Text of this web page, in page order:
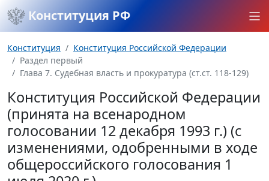
Конституция РФ
Конституция
Конституция Российской Федерации
Раздел первый
Глава 7. Судебная власть и прокуратура (ст.ст. 118-129)
Конституция Российской Федерации
(принята на всенародном
голосовании 12 декабря 1993 г.) (с
изменениями, одобренными в ходе
общероссийского голосования 1